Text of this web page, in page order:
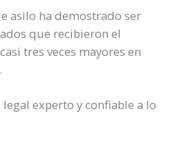
asilo ha demostrado ser
que recibieron el
tres veces mayores en
experto y confiable a lo